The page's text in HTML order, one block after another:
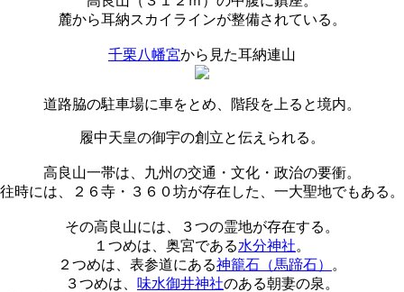
麓から耳納スカイラインが整備されている。
千栗八幡宮から見た耳納連山
道路脇の駐車場に車をとめ、階段を上ると境内。
履中天皇の御宇の創立と伝えられる。
高良山一帯は、九州の交通・文化・政治の要衝。
往時には、２６寺・３６０坊が存在した、一大聖地でもある。
その高良山には、３つの霊地が存在する。
１つめは、奥宮である水分神社。
２つめは、表参道にある神籠石（馬蹄石）
。
３つめは、 味水御井神社のある朝妻の泉。